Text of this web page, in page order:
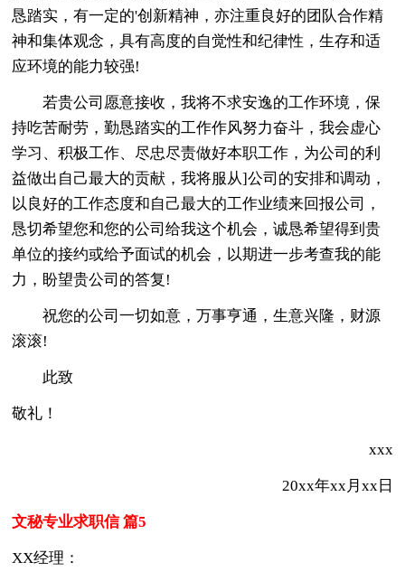
恳踏实，有一定的'创新精神，亦注重良好的团队合作精
神和集体观念，具有高度的自觉性和纪律性，生存和适
应环境的能力较强!
若贵公司愿意接收，我将不求安逸的工作环境，保
持吃苦耐劳，勤恳踏实的工作作风努力奋斗，我会虚心
学习、积极工作、尽忠尽责做好本职工作，为公司的利
益做出自己最大的贡献，我将服从]公司的安排和调动，
以良好的工作态度和自己最大的工作业绩来回报公司，
恳切希望您和您的公司给我这个机会，诚恳希望得到贵
单位的接约或给予面试的机会，以期进一步考查我的能
力，盼望贵公司的答复!
祝您的公司一切如意，万事亨通，生意兴隆，财源
滚滚!
此致
敬礼！
xxx
20xx年xx月xx日
文秘专业求职信 篇5
XX经理：